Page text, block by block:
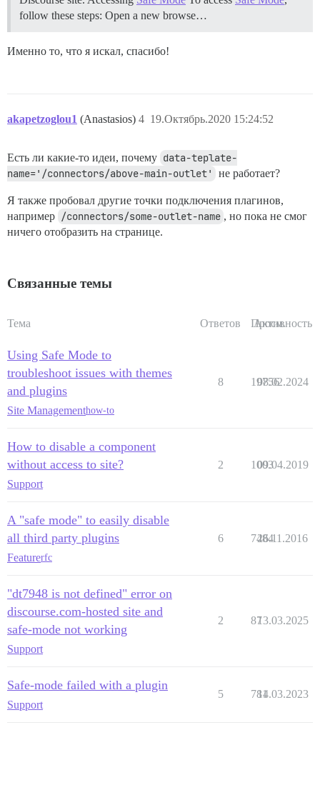
follow these steps: Open a new browse…
Именно то, что я искал, спасибо!
akapetzoglou1 (Anastasios) 19.Октябрь.2020 15:24:52
4
Есть ли какие-то идеи, почему data-teplate-
name='/connectors/above-main-outlet'
не работает?
Я также пробовал другие точки подключения плагинов,
например /connectors/some-outlet-name , но пока не смог
ничего отобразить на странице.
Связанные темы
Тема Ответов Просм.
Активность
Using Safe Mode to
troubleshoot issues with themes
and plugins
Site Managementhow-to
8 19756
08.02.2024
How to disable a component
without access to site?
Support
2 1003
09.04.2019
A "safe mode" to easily disable
all third party plugins
Featurerfc
6 7484
26.11.2016
"dt7948 is not defined" error on
discourse.com-hosted site and
safe-mode not working
Support
2 8713.03.2025
Safe-mode failed with a plugin
Support
5 781
14.03.2023